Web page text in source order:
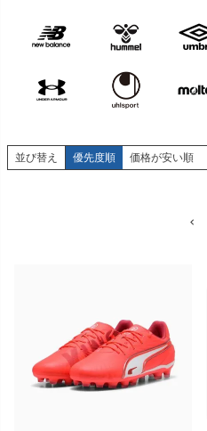
並び替え 優先度順 価格が安い順